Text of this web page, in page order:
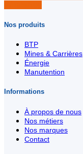
Nos produits
BTP
Mines & Carrières
Énergie
Manutention
Informations
À propos de nous
Nos métiers
Nos marques
Contact